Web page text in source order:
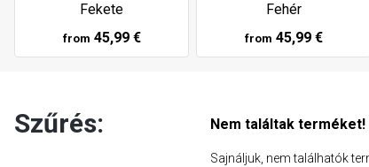
Fekete
from 45,99 €
Fehér
from 45,99 €
Szűrés: Nem találtak terméket!
Sajnáljuk, nem találhatók